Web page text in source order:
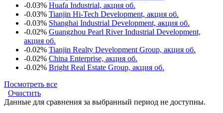
-0.03% Huafa Industrial, акция об.
-0.03% Tianjin Hi-Tech Development, акция об.
-0.03% Shanghai Industrial Development, акция об.
-0.02% Guangzhou Pearl River Industrial Development,
акция об.
-0.02% Tianjin Realty Development Group, акция об.
-0.02% China Enterprise, акция об.
-0.02% Bright Real Estate Group, акция об.
Посмотреть все
Очистить
Данные для сравнения за выбранный период не доступны.